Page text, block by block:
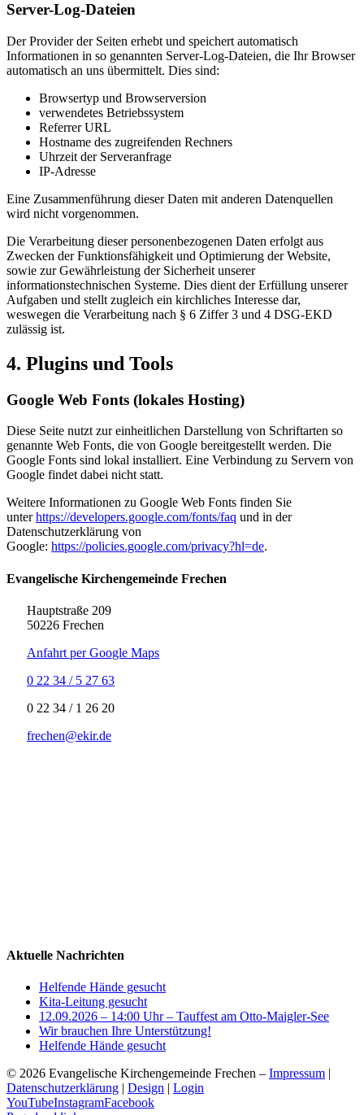
Server-Log-Dateien
Der Provider der Seiten erhebt und speichert automatisch
Informationen in so genannten Server-Log-Dateien, die Ihr Browser
automatisch an uns übermittelt. Dies sind:
Browsertyp und Browserversion
verwendetes Betriebssystem
Referrer URL
Hostname des zugreifenden Rechners
Uhrzeit der Serveranfrage
IP-Adresse
Eine Zusammenführung dieser Daten mit anderen Datenquellen
wird nicht vorgenommen.
Die Verarbeitung dieser personenbezogenen Daten erfolgt aus
Zwecken der Funktionsfähigkeit und Optimierung der Website,
sowie zur Gewährleistung der Sicherheit unserer
informationstechnischen Systeme. Dies dient der Erfüllung unserer
Aufgaben und stellt zugleich ein kirchliches Interesse dar,
weswegen die Verarbeitung nach § 6 Ziffer 3 und 4 DSG-EKD
zulässig ist.
4. Plugins und Tools
Google Web Fonts (lokales Hosting)
Diese Seite nutzt zur einheitlichen Darstellung von Schriftarten so
genannte Web Fonts, die von Google bereitgestellt werden. Die
Google Fonts sind lokal installiert. Eine Verbindung zu Servern von
Google findet dabei nicht statt.
Weitere Informationen zu Google Web Fonts finden Sie
unterhttps://developers.google.com/fonts/faq und in der
Datenschutzerklärung von
Google: https://policies.google.com/privacy?hl=de.
Evangelische Kirchengemeinde Frechen
Hauptstraße 209
50226 Frechen
Anfahrt per Google Maps
0 22 34 / 5 27 63
‍0 22 34 / ‍1 26 20
frechen@ekir.de
Aktuelle Nachrichten
Helfende Hände gesucht
Kita-Leitung gesucht
12.09.2026 – 14:00 Uhr – Tauffest am Otto-Maigler-See
Wir brauchen Ihre Unterstützung!
Helfende Hände gesucht
© 2026 Evangelische Kirchengemeinde Frechen – Impressum |
Datenschutzerklärung | Design | Login
YouTubeInstagramFacebook